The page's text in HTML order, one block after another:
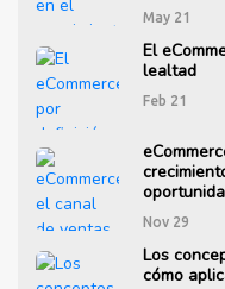
May 21
El
lealtad
Feb 21
Nov 29
Los
cómo